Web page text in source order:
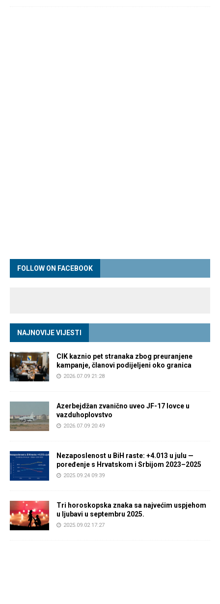
FOLLOW ON FACEBOOK
NAJNOVIJE VIJESTI
CIK kaznio pet stranaka zbog preuranjene
kampanje, članovi podijeljeni oko granica
2026.07.09 21:28
Azerbejdžan zvanično uveo JF-17 lovce u
vazduhoplovstvo
2026.07.09 20:49
Nezaposlenost u BiH raste: +4.013 u julu —
poređenje s Hrvatskom i Srbijom 2023–2025
2025.09.24 09:39
Tri horoskopska znaka sa najvećim uspjehom
u ljubavi u septembru 2025.
2025.09.02 17:27